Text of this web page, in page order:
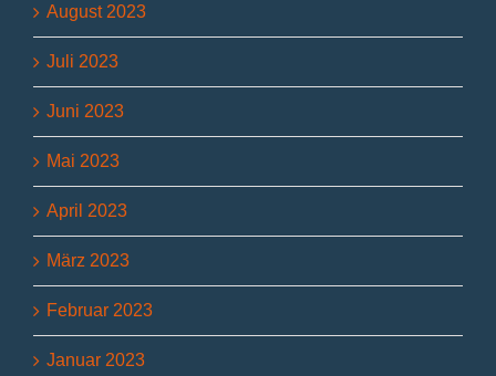
August 2023
Juli 2023
Juni 2023
Mai 2023
April 2023
März 2023
Februar 2023
Januar 2023